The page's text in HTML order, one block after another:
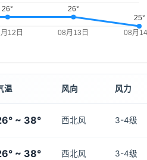
温 风向 风力
~ 38° 西北风 3-4级
~ 38° 西北风 3-4级